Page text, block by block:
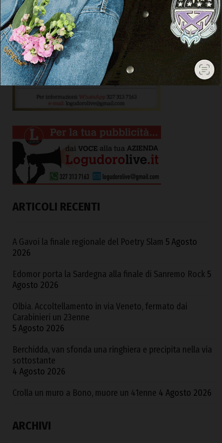
ARTICOLI RECENTI
A Gavoi la finale regionale del Poetry Slam 5 Agosto
2026
Edomor porta la Sardegna alla finale di Sanremo Rock 5
Agosto 2026
Olbia. Accoltellamento in via Veneto, fermato dai
Carabinieri un 23enne
5 Agosto 2026
Berchidda, van sfonda una ringhiera e precipita nella via
sottostante
4 Agosto 2026
Crolla un muro a Bono, muore un 41enne 4 Agosto 2026
ARCHIVI